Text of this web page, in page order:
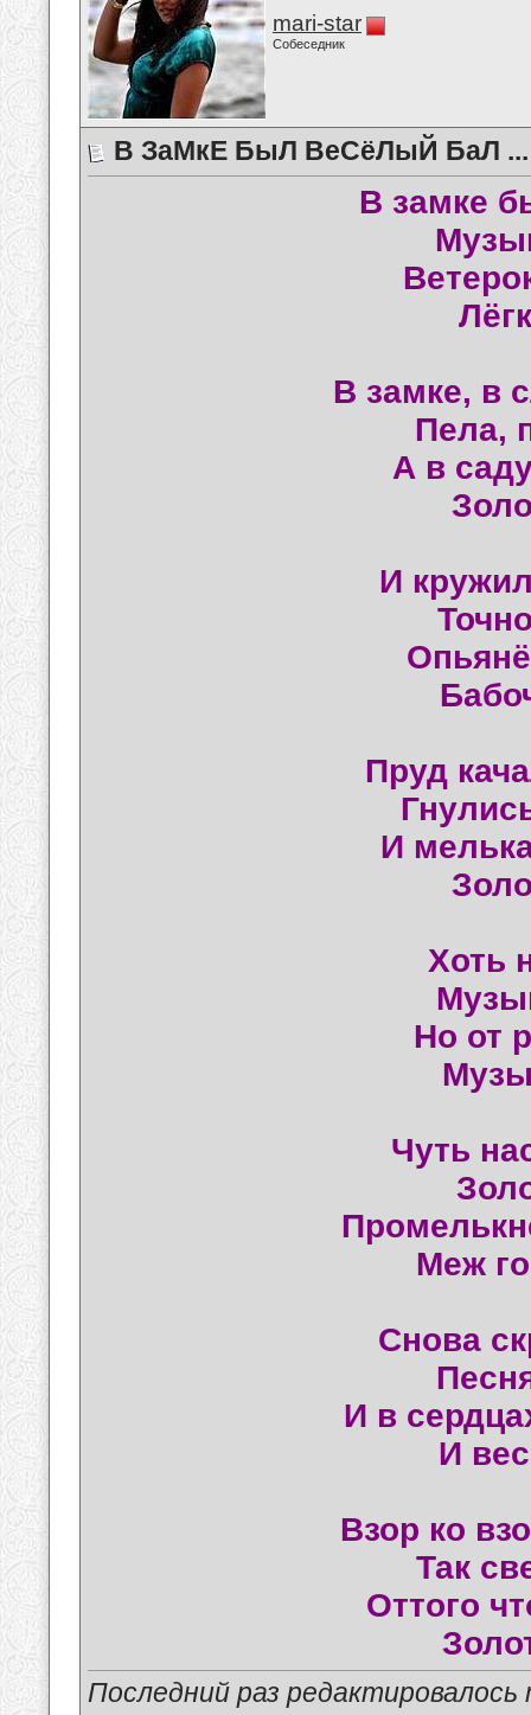
mari-star
Собеседник
В ЗаМкЕ БыЛ ВеСёЛыЙ БаЛ ...
В замке
В замке, в
Пела,
А в
И
Пруд
И
Хоть
Но от
Чуть
Меж
Снова
И в
И
Взор ко
Так
Оттого
Последний раз